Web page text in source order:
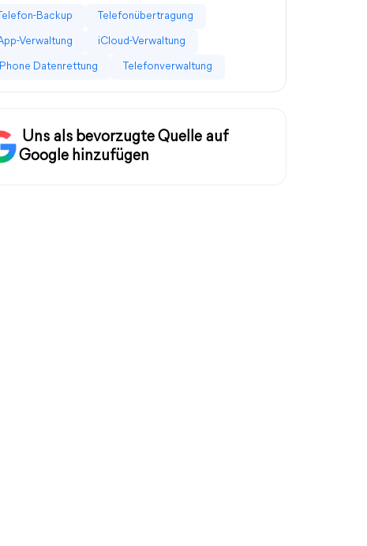
Telefon-Backup Telefonübertragung
Verwaltung iCloud-Verwaltung
Datenrettung Telefonverwaltung
Uns als bevorzugte Quelle auf
Google hinzufügen